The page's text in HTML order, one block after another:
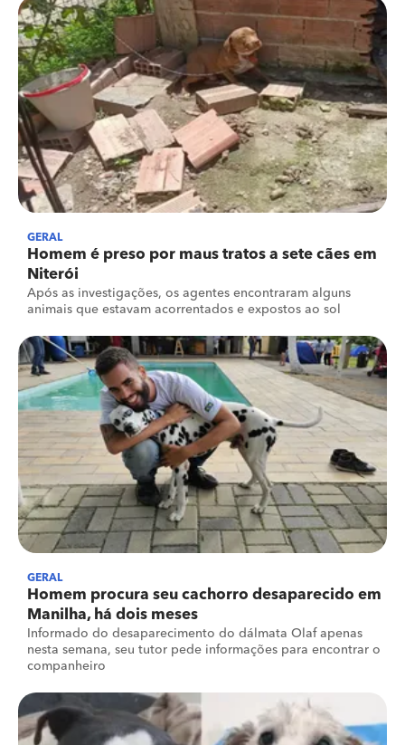
GERAL
Homem é preso por maus tratos a sete cães em
Niterói
Após as investigações, os agentes encontraram alguns
animais que estavam acorrentados e expostos ao sol
GERAL
Homem procura seu cachorro desaparecido em
Manilha, há dois meses
Informado do desaparecimento do dálmata Olaf apenas
nesta semana, seu tutor pede informações para encontrar o
companheiro